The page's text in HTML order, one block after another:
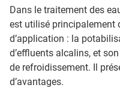
Dans le traitement des
est utilisé principalement
d’application : la
d’effluents alcalins, et
de refroidissement. Il
d’avantages.